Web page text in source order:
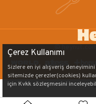
©
Çerez Kullanımı
Sizlere en iyi alışveriş
sitemizde çerezler(cookies)
için Kvkk sözleşmesini